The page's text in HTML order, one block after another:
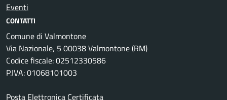
Eventi
CONTATTI
Comune di Valmontone
Via Nazionale, 5 00038 Valmontone (RM)
Codice fiscale: 02512330586
P.IVA: 01068101003
Posta Elettronica Certificata